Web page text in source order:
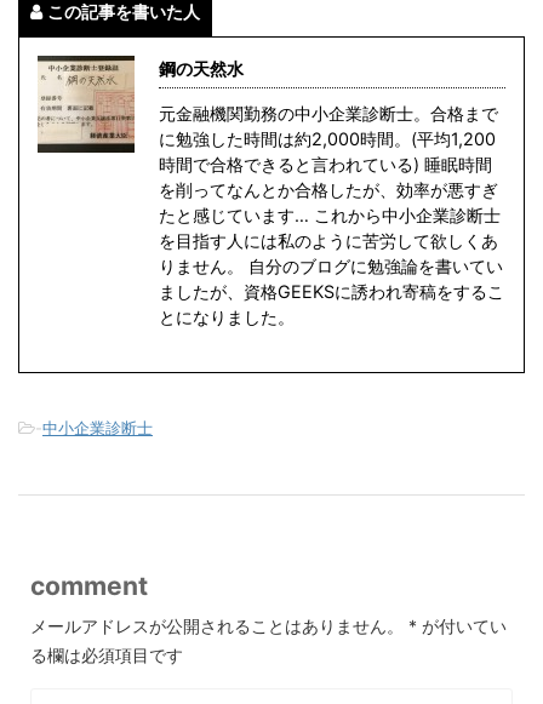
この記事を書いた人
鋼の天然水
元金融機関勤務の中小企業診断士。合格まで
に勉強した時間は約2,000時間。(平均1,200
時間で合格できると言われている) 睡眠時間
を削ってなんとか合格したが、効率が悪すぎ
たと感じています… これから中小企業診断士
を目指す人には私のように苦労して欲しくあ
りません。 自分のブログに勉強論を書いてい
ましたが、資格GEEKSに誘われ寄稿をするこ
とになりました。
-中小企業診断士
comment
メールアドレスが公開されることはありません。 * が付いてい
る欄は必須項目です